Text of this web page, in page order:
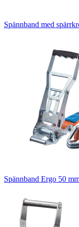
Spännband med
Spännband Ergo 50